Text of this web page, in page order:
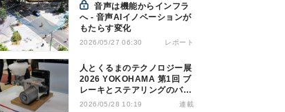
音声は機能からインフラ
へ - 音声AIイノベーションが
もたらす変化
2026/05/27 06:30 レポート
人とくるまのテクノロジー展
2026 YOKOHAMA 第1回 ブ
レーキとステアリングのバイ
ワイヤでの制御を提案するボ
2026/05/28 10:19 連載